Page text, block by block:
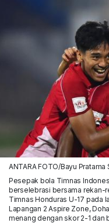
ANTARA FOTO/Bayu Pratama
Pesepak bola Timnas
berselebrasi bersama rekan-
Timnas Honduras U-17 pada
Lapangan 2 Aspire Zone,
menang dengan skor 2-1 dan